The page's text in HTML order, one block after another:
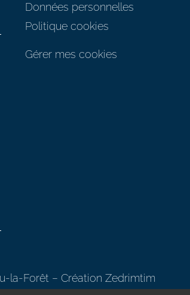
Données personnelles
Politique cookies
Gérer mes cookies
la-Forêt – Création Zedrimtim